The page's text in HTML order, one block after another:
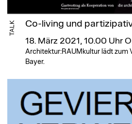
TALK Co-living und
18. März 2021, 10.00 Uhr
Architektur:RAUMkultur lädt zum
Bayer.